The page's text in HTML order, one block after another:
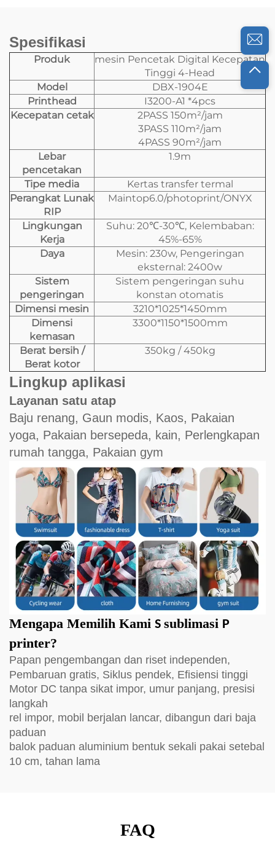
Spesifikasi
Produk
mesin Pencetak Digital Kecepatan
Tinggi 4-Head
Model
DBX-1904E
Printhead
I3200-A1 *4pcs
Kecepatan cetak
2PASS 150m²/jam
3PASS 110m²/jam
4PASS 90m²/jam
Lebar
pencetakan
1.9m
Tipe media
Kertas transfer termal
Perangkat Lunak
RIP
Maintop6.0/photoprint/ONYX
Lingkungan
Kerja
Suhu: 20℃-30℃, Kelembaban:
45%-65%
Daya
Mesin: 230w, Pengeringan
eksternal: 2400w
Sistem
pengeringan
Sistem pengeringan suhu
konstan otomatis
Dimensi mesin
3210*1025*1450mm
Dimensi
kemasan
3300*1150*1500mm
Berat bersih /
Berat kotor
350kg / 450kg
Lingkup aplikasi
Layanan satu atap
Baju renang, Gaun modis, Kaos, Pakaian
yoga, Pakaian bersepeda, kain, Perlengkapan
rumah tangga, Pakaian gym
Mengapa Memilih Kami S sublimasi P
printer?
Papan pengembangan dan riset independen,
Pembaruan gratis, Siklus pendek, Efisiensi tinggi
Motor DC tanpa sikat impor, umur panjang, presisi
langkah
rel impor, mobil berjalan lancar, dibangun dari baja
paduan
balok paduan aluminium bentuk sekali pakai setebal
10 cm, tahan lama
FAQ